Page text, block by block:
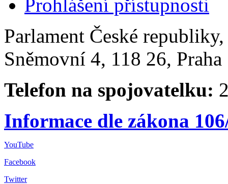
Prohlášení přístupnosti
Parlament České
Sněmovní 4, 118 26,
Telefon na spojovatelku:
Informace dle zákona
YouTube
Facebook
Twitter